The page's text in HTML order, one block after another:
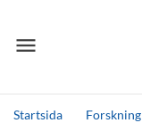
menu
Meny
Startsida Forskning